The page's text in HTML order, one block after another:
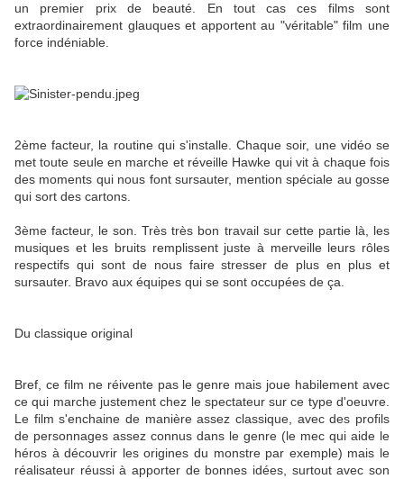
un premier prix de beauté. En tout cas ces films sont
extraordinairement glauques et apportent au "véritable" film une
force indéniable.
2ème facteur, la routine qui s'installe. Chaque soir, une vidéo se
met toute seule en marche et réveille Hawke qui vit à chaque fois
des moments qui nous font sursauter, mention spéciale au gosse
qui sort des cartons.
3ème facteur, le son. Très très bon travail sur cette partie là, les
musiques et les bruits remplissent juste à merveille leurs rôles
respectifs qui sont de nous faire stresser de plus en plus et
sursauter. Bravo aux équipes qui se sont occupées de ça.
Du classique original
Bref, ce film ne réivente pas le genre mais joue habilement avec
ce qui marche justement chez le spectateur sur ce type d'oeuvre.
Le film s'enchaine de manière assez classique, avec des profils
de personnages assez connus dans le genre (le mec qui aide le
héros à découvrir les origines du monstre par exemple) mais le
réalisateur réussi à apporter de bonnes idées, surtout avec son